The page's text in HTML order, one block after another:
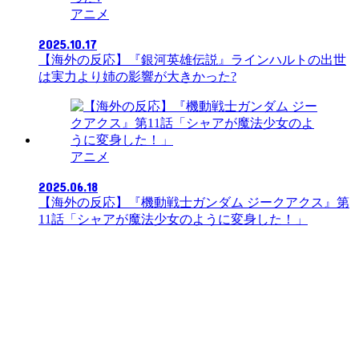
アニメ
2025.10.17
【海外の反応】『銀河英雄伝説』ラインハルトの出世
は実力より姉の影響が大きかった?
アニメ
2025.06.18
【海外の反応】『機動戦士ガンダム ジークアクス』第
11話「シャアが魔法少女のように変身した！」